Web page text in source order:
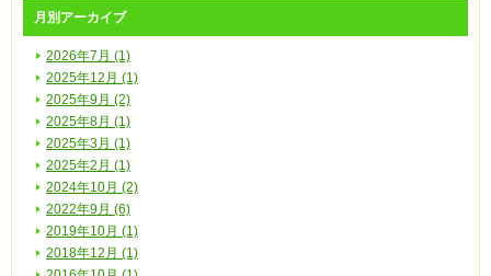
月別アーカイブ
2026年7月 (1)
2025年12月 (1)
2025年9月 (2)
2025年8月 (1)
2025年3月 (1)
2025年2月 (1)
2024年10月 (2)
2022年9月 (6)
2019年10月 (1)
2018年12月 (1)